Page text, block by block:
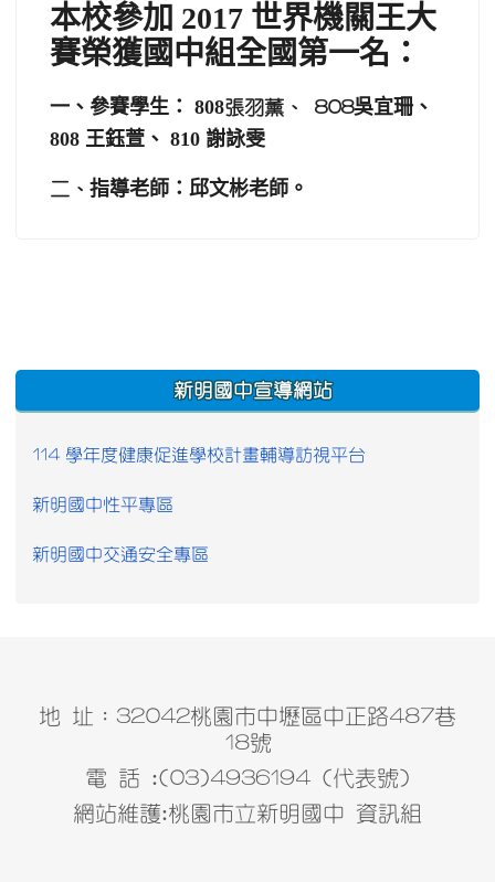
本校參加 2017 世界機關王大
賽榮獲國中組全國第一名：
一、參賽學生： 808張羽薰、 808吳宜珊、
808 王鈺萱、 810 謝詠雯
二、 指導老師：邱文彬老師。
:::
新明國中宣導網站
114 學年度健康促進學校計畫輔導訪視平台
新明國中性平專區
新明國中交通安全專區
地 址：32042桃園市中壢區中正路487巷
18號
電 話 :(03)4936194 (代表號)
網站維護:桃園市立新明國中 資訊組